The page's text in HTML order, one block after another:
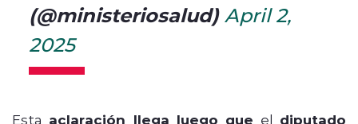
(@ministeriosalud) April 2,
2025
Esta aclaración llega luego que el diputado